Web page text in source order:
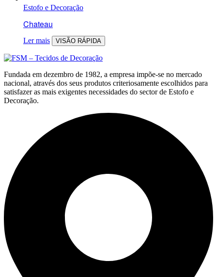
Estofo e Decoração
Chateau
Ler mais VISÃO RÁPIDA
Fundada em dezembro de 1982, a empresa impõe-se no mercado
nacional, através dos seus produtos criteriosamente escolhidos para
satisfazer as mais exigentes necessidades do sector de Estofo e
Decoração.